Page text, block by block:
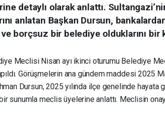
detaylı olarak anlattı.
anlatan Başkan Dursun,
ve borçsuz bir belediye olduklarını
Meclisi Nisan ayı ikinci oturumu Belediye
Görüşmelerin ana gündem maddesi 2025
Dursun, 2025 yılında ilçe genelinde hayata
sunumla meclis üyelerine anlattı. Meclisin